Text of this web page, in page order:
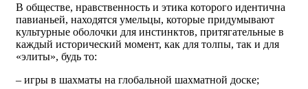
В обществе, нравственность и этика которого идентична
павианьей, находятся умельцы, которые придумывают
культурные оболочки для инстинктов, притягательные в
каждый исторический момент, как для толпы, так и для
«элиты», будь то:
– игры в шахматы на глобальной шахматной доске;